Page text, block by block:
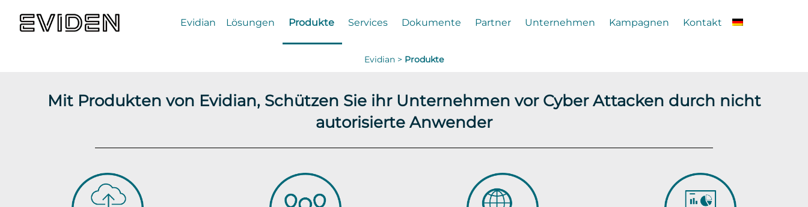
Evidian Lösungen Produkte Services Dokumente Partner Unternehmen Kampagnen Kontakt
Evidian > Produkte
Mit Produkten von Evidian, Schützen Sie ihr Unternehmen vor Cyber Attacken durch nicht
autorisierte Anwender